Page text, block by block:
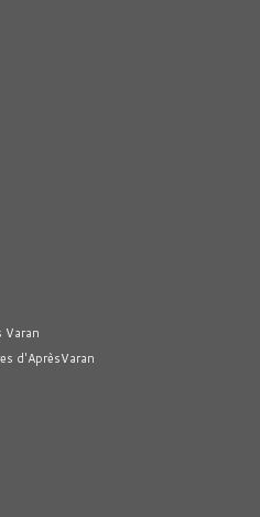
Varan
d'AprèsVaran